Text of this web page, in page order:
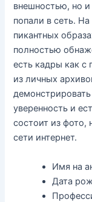
внешностью, но
попали в сеть.
пикантных
полностью
есть кадры как с
из личных
уверенность и
состоит из фото,
сети интернет.
Имя на
Дата